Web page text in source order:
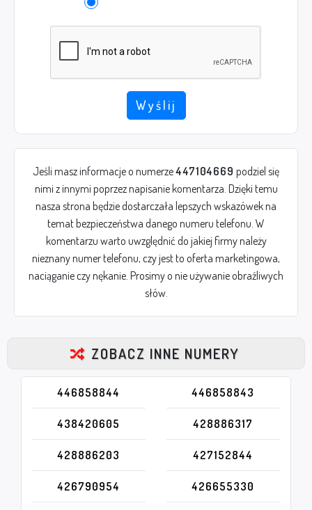
Wyślij
Jeśli masz informacje o numerze447104669 podziel się
nimi z innymi poprzez napisanie komentarza. Dzięki temu
nasza strona będzie dostarczała lepszych wskazówek na
temat bezpieczeństwa danego numeru telefonu. W
komentarzu warto uwzględnić do jakiej firmy należy
nieznany numer telefonu, czy jest to oferta marketingowa,
naciąganie czy nękanie. Prosimy o nie używanie obraźliwych
słów.
ZOBACZ INNE NUMERY
446858844 446858843
438420605 428886317
428886203 427152844
426790954 426655330